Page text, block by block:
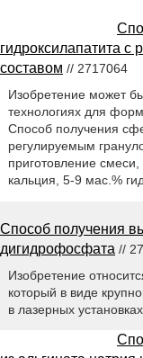
гидроксилапатита с
составом // 2717064
Изобретение может
технологиях для
Способ получения
регулируемым
приготовление
кальция, 5-9 мас.%
Способ получения
дигидрофосфата //
Изобретение
который в виде
в лазерных